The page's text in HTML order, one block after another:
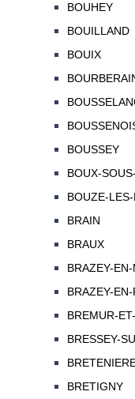
BOUHEY
BOUILLAND
BOUIX
BOUSSEY
BOUX-
BOUZE-
BRAIN
BRAUX
BRAZEY-
BRAZEY-
BREMUR-
BRESSEY-
BRETIGNY